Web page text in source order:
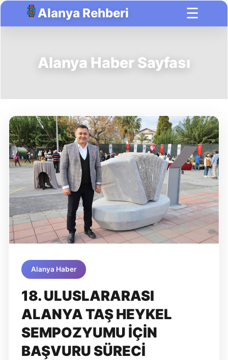
Alanya Rehberi ☰
Alanya Haber Sayfası
Alanya Haber
18. ULUSLARARASI
ALANYA TAŞ HEYKEL
SEMPOZYUMU İÇİN
BAŞVURU SÜRECİ